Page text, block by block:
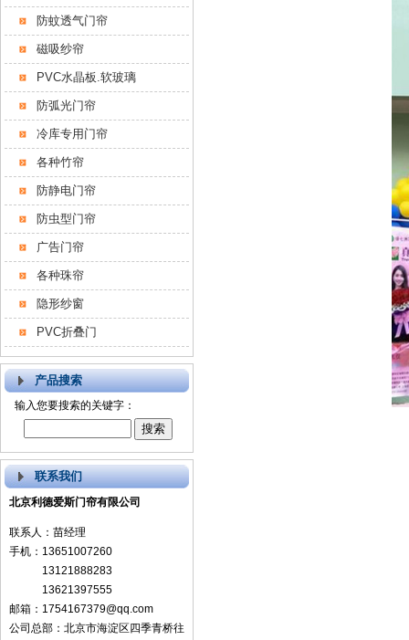
防蚊透气门帘
磁吸纱帘
PVC水晶板.软玻璃
防弧光门帘
冷库专用门帘
各种竹帘
防静电门帘
防虫型门帘
广告门帘
各种珠帘
隐形纱窗
PVC折叠门
产品搜索
输入您要搜索的关键字：
联系我们
北京利德爱斯门帘有限公司
联系人：苗经理
手机：13651007260
13121888283
13621397555
邮箱：1754167379@qq.com
公司总部：北京市海淀区四季青桥往